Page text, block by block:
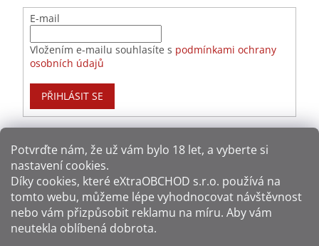
Potvrďte nám​​, že už vám bylo 18 let, a vyberte si
nastavení cookies.
Díky cookies, které eXtraOBCHOD s.r.o. používá na
tomto webu, můžeme lépe vyhodnocovat návštěvnost
nebo vám přizpůsobit reklamu na míru. Aby vám
neutekla oblíbená dobrota.
E-mail
Vložením e-mailu souhlasíte s podmínkami ochrany
osobních údajů
PŘIHLÁSIT SE
Způsoby dopravy: